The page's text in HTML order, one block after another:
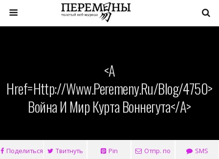
<a
Href=http://www.peremeny.ru/blog/4750>
Война И Мир Курта Воннегута</a>
Поделиться Твитнуть Pin
Отпр. по
SMS